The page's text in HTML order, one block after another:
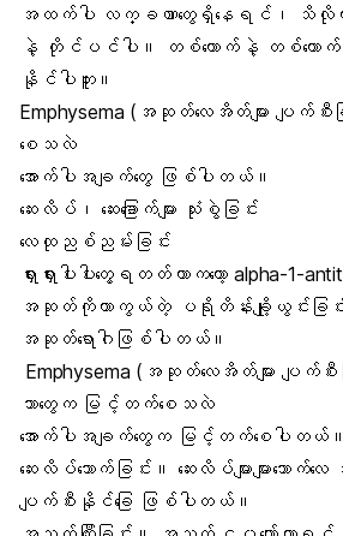
အထက်ပါ လက္ခဏာတွေရှိနေရင်၊ သိလို
နဲ့ တိုင်ပင်ပါ။ တစ်ယောက်နဲ့ တစ်ယောက်
နိုင်ပါဘူး။
Emphysema (အဆုတ်လေအိတ်များ ပျက်စီ
စေသလဲ
အောက်ပါအချက်တွေ ဖြစ်ပါတယ်။
ဆေးလိပ်၊ ဆေးခြောက်များ သုံးစွဲခြင်း
လေထုညစ်ညမ်း ခြင်း
ရှားရှားပါးပါးတွေ့ရတတ်တာကတော့ alpha-1-
အဆုတ်ကိုကာကွယ်တဲ့ ပရိုတိန်းချို့ယွင်းခြင်း
အဆုတ်ရောဂါဖြစ်ပါတယ်။
Emphysema (အဆုတ်လေအိတ်များ ပျက်စီ
ဘာတွေက မြင့်တက်စေသလဲ
အောက်ပါအချက်တွေက မြင့်တက်စေပါတယ်။
ဆေးလိပ်သောက်ခြင်း။ ဆေးလိပ်များများသောက်
ပျက်စီးနိုင်ခြေ ဖြစ်ပါတယ်။